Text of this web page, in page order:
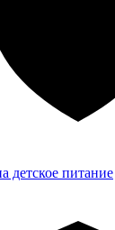
детское питание